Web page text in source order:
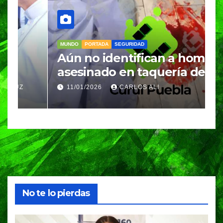
PORTADA SEGURIDAD
Aún no identifican a hombre
asesinado en taquería de
Amozoc
11/01/2026 CARLOS ALI
No te lo pierdas